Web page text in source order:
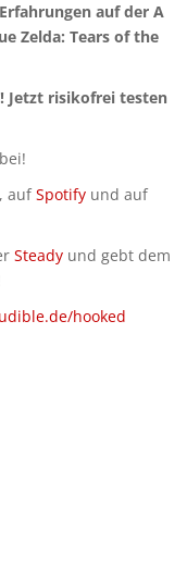
auf der A
Zelda: Tears of the
! Jetzt risikofrei testen
bei!
aufSpotify und auf
Steady und gebt dem
hooked